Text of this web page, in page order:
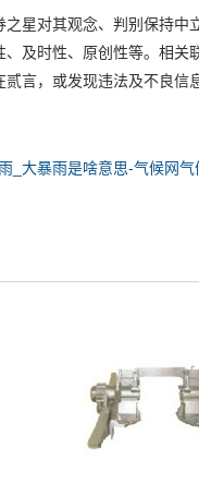
星对其观念、判别保持中
及时性、原创性等。相关
言，或发现违法及不良信
_大暴雨是啥意思-气候网气